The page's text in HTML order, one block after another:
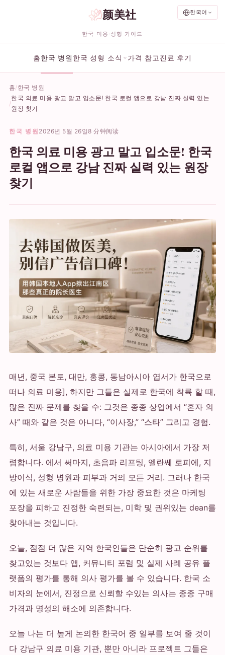
한국어
颜美社
한국 미용·성형 가이드
홈한국 병원 한국 성형 소식 가격 참고 진료 후기
홈 한국 병원
한국 의료 미용 광고 말고 입소문! 한국 로컬 앱으로 강남 진짜 실력 있는
원장 찾기
한국 병원 2026년 5월 26일8 分钟阅读
한국 의료 미용 광고 말고 입소문! 한국
로컬 앱으로 강남 진짜 실력 있는 원장
찾기
매년, 중국 본토, 대만, 홍콩, 동남아시아 엽서가 한국으로
떠나 의료 미용], 하지만 그들은 실제로 한국에 착륙 할 때,
많은 진짜 문제를 찾을 수: 그것은 종종 상업에서 “혼자 의
사” 때와 같은 것은 아니다, “이사장,” “스타” 그리고 경험.
특히, 서울 강남구, 의료 미용 기관는 아시아에서 가장 저
렴합니다. 에서 써마지, 초음파 리프팅, 엘란쎄 로피에, 지
방이식, 성형 병원과 피부과 거의 모든 거리. 그러나 한국
에 있는 새로운 사람들을 위한 가장 중요한 것은 마케팅
포장을 피하고 진정한 숙련되는, 미학 및 권위있는 dean를
찾아내는 것입니다.
오늘, 점점 더 많은 지역 한국인들은 단순히 광고 순위를
찾고있는 것보다 앱, 커뮤니티 포럼 및 실제 사례 공유 플
랫폼의 평가를 통해 의사 평가를 볼 수 있습니다. 한국 소
비자의 눈에서, 진정으로 신뢰할 수있는 의사는 종종 구매
가격과 명성의 해소에 의존합니다.
오늘 나는 더 높게 논의한 한국어 중 일부를 보여 줄 것이
다 강남구 의료 미용 기관, 뿐만 아니라 프로젝트 그들은